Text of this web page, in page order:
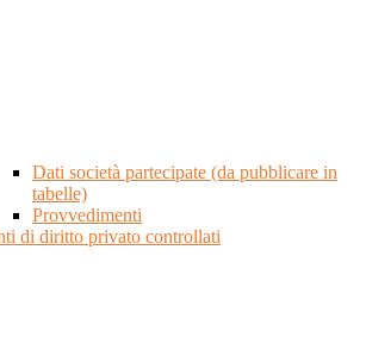
Dati società partecipate (da pubblicare in
tabelle)
Provvedimenti
di diritto privato controllati